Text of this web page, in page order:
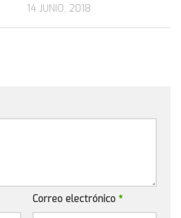
14 JUNIO, 2018
Correo electrónico *